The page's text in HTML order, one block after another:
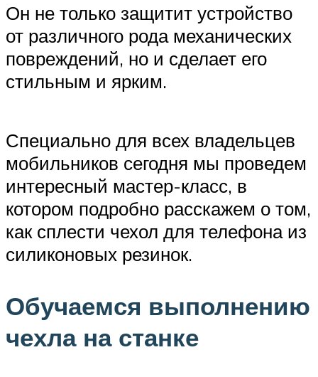
Он не только защитит устройство
от различного рода механических
повреждений, но и сделает его
стильным и ярким.
Специально для всех владельцев
мобильников сегодня мы проведем
интересный мастер-класс, в
котором подробно расскажем о том,
как сплести чехол для телефона из
силиконовых резинок.
Обучаемся выполнению
чехла на станке